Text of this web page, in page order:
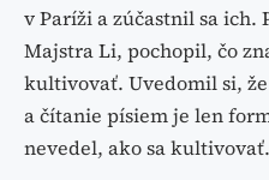
v Paríži a zúčastnil sa ich.
Majstra Li, pochopil, čo
kultivovať. Uvedomil si,
a čítanie písiem je len
nevedel, ako sa kultivovať.